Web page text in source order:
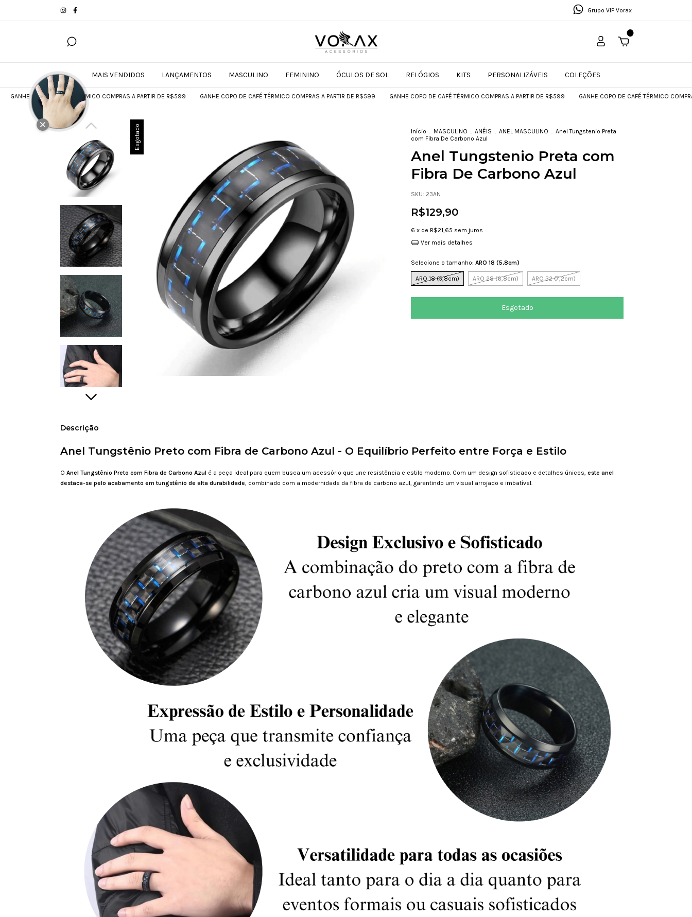
Grupo VIP Vorax
MAIS VENDIDOS LANÇAMENTOS MASCULINO FEMININO ÓCULOS DE SOL RELÓGIOS KITS PERSONALIZÁVEIS COLEÇÕES
DE CAFÉ TÉRMICO COMPRAS A PARTIR DE R$599 GANHE COPO DE CAFÉ TÉRMICO COMPRAS A PARTIR DE R$599 GANHE COPO DE CAFÉ TÉRMICO COMPRAS A PARTIR DE R$599 GANHE COPO DE CAFÉ TÉRMICO COMPRAS A PARTIR
Esgotado Início . MASCULINO . ANÉIS . ANEL MASCULINO . Anel Tungstenio Preta
com Fibra De Carbono Azul
Anel Tungstenio Preta com
Fibra De Carbono Azul
SKU: 23AN
R$129,90
6 x de R$21,65 sem juros
Ver mais detalhes
Selecione o tamanho: ARO 18 (5,8cm)
ARO 18 (5,8cm) ARO 28 (6,8cm) ARO 32 (7,2cm)
Descrição
Anel Tungstênio Preto com Fibra de Carbono Azul - O Equilíbrio Perfeito entre Força e Estilo
O Anel Tungstênio Preto com Fibra de Carbono Azul é a peça ideal para quem busca um acessório que une resistência e estilo moderno. Com um design sofisticado e detalhes únicos, este anel
destaca-se pelo acabamento em tungstênio de alta durabilidade, combinado com a modernidade da fibra de carbono azul, garantindo um visual arrojado e imbatível.